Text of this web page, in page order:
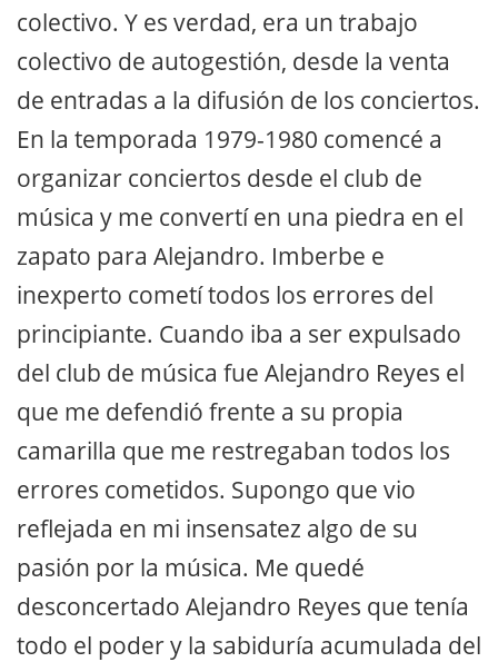
colectivo. Y es verdad, era un trabajo
colectivo de autogestión, desde la venta
de entradas a la difusión de los conciertos.
En la temporada 1979-1980 comencé a
organizar conciertos desde el club de
música y me convertí en una piedra en el
zapato para Alejandro. Imberbe e
inexperto cometí todos los errores del
principiante. Cuando iba a ser expulsado
del club de música fue Alejandro Reyes el
que me defendió frente a su propia
camarilla que me restregaban todos los
errores cometidos. Supongo que vio
reflejada en mi insensatez algo de su
pasión por la música. Me quedé
desconcertado Alejandro Reyes que tenía
todo el poder y la sabiduría acumulada del